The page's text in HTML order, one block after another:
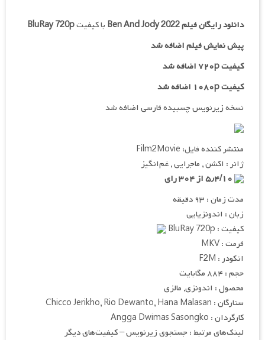
دانلود رایگان فیلمBen And Jody 2022 با کیفیتBluRay 720p
پیش نمایش فیلم اضافه شد
کیفیت ۷۲۰p اضافه شد
کیفیت ۱۰۸۰p اضافه شد
نسخه زیرنویس چسبیده فارسی اضافه شد
منتشر کننده فایل: Film2Movie
ژانر : اکشن , ماجرایی , غم‌انگیز
مدت زمان : ۹۳ دقیقه
زبان : اندونزیایی
کیفیت : BluRay 720p
فرمت : MKV
انکودر : F2M
حجم : ۸۸۴ مگابایت
محصول : اندونزی, مالزی
ستارگان : Chicco Jerikho, Rio Dewanto, Hana Malasan
کارگردان : Angga Dwimas Sasongko
لینک‌های مرتبط : جستجوی زیرنویس – کیفیت‌های دیگر